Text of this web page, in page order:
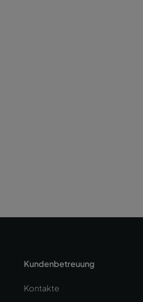
Kundenbetreuung
Kontakte